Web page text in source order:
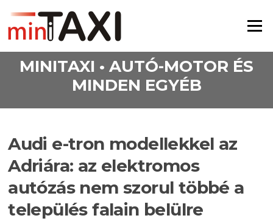
Menü
MINITAXI • AUTÓ-MOTOR ÉS
MINDEN EGYÉB
Audi e-tron modellekkel az
Adriára: az elektromos
autózás nem szorul többé a
település falain belülre